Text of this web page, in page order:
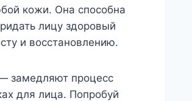
кожи. Она способна
лицу здоровый
и восстановлению.
замедляют процесс
для лица. Попробуй